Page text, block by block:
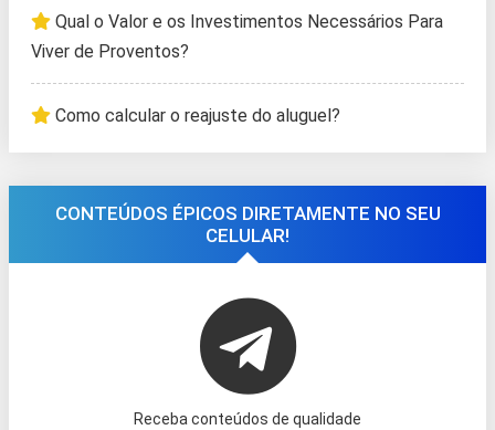
Qual o Valor e os Investimentos Necessários Para
Viver de Proventos?
Como calcular o reajuste do aluguel?
CONTEÚDOS ÉPICOS DIRETAMENTE NO SEU
CELULAR!
Receba conteúdos de qualidade